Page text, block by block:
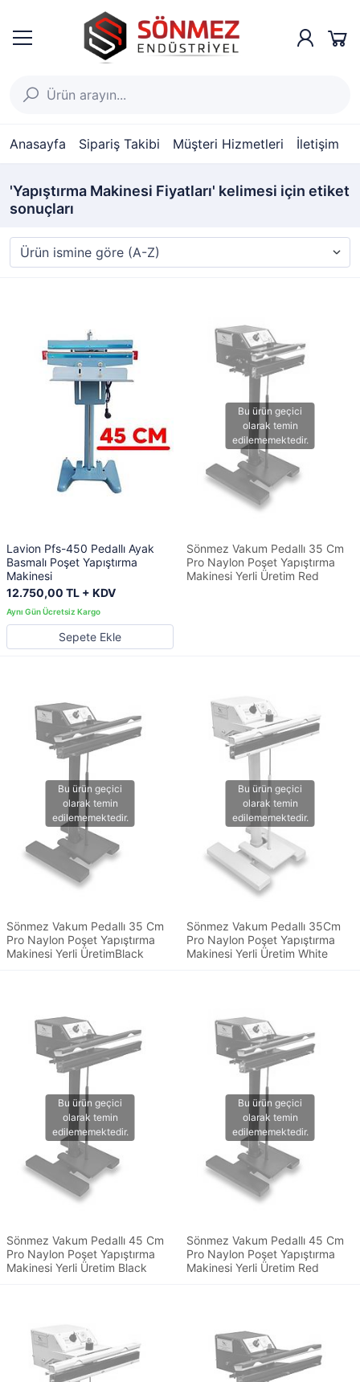
Anasayfa Sipariş Takibi Müşteri Hizmetleri İletişim
'Yapıştırma Makinesi Fiyatları' kelimesi için etiket
sonuçları
Lavion Pfs-450 Pedallı Ayak
Basmalı Poşet Yapıştırma
Makinesi
12.750,00 TL + KDV
Sepete Ekle
Sönmez Vakum Pedallı 35 Cm
Pro Naylon Poşet Yapıştırma
Makinesi Yerli Üretim Red
Sönmez Vakum Pedallı 35 Cm
Pro Naylon Poşet Yapıştırma
Makinesi Yerli ÜretimBlack
Sönmez Vakum Pedallı 35Cm
Pro Naylon Poşet Yapıştırma
Makinesi Yerli Üretim White
Sönmez Vakum Pedallı 45 Cm
Pro Naylon Poşet Yapıştırma
Makinesi Yerli Üretim Black
Sönmez Vakum Pedallı 45 Cm
Pro Naylon Poşet Yapıştırma
Makinesi Yerli Üretim Red